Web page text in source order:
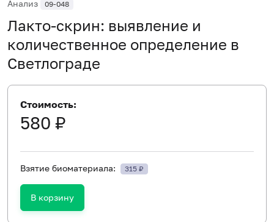
Анализ 09-048
Лакто-скрин: выявление и
количественное определение в
Светлограде
Стоимость:
580 ₽
Взятие биоматериала: 315 ₽
В корзину